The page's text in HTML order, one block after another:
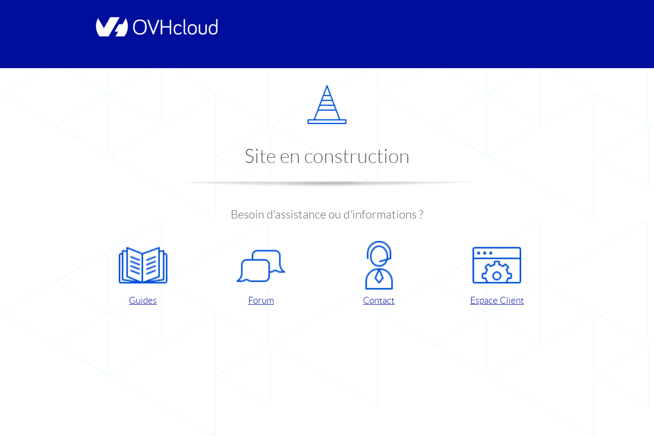
Site en construction
Besoin d'assistance ou d'informations ?
Guides Forum Contact Espace Client